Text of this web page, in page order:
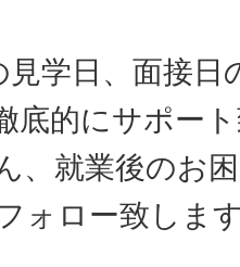
学日、面接日
底的にサポー
、就業後のお
ォロー致しま